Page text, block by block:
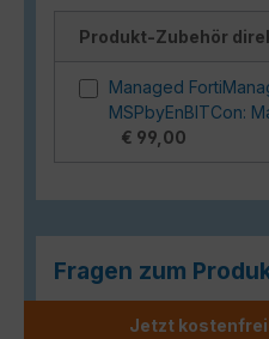
Produkt-Zubehör
Managed
MSPbyEnBITCon:
€ 99,00
Fragen zum
Jetzt